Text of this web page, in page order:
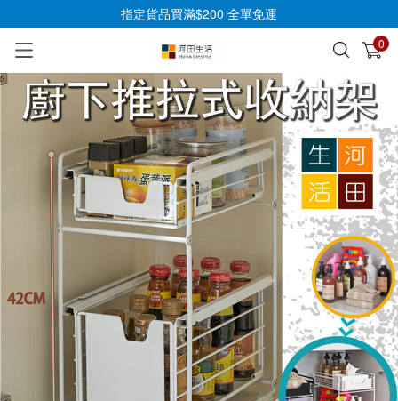
指定貨品買滿$200 全單免運
0
已加入購物車 查看